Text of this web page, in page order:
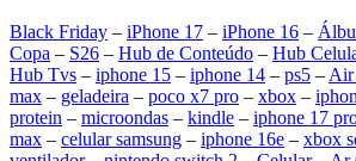
Black Friday – iPhone 17 – iPhone 16 –
Copa – S26 – Hub de Conteúdo – Hub
Hub Tvs – iphone 15 – iphone 14 – ps5 – Air
max – geladeira – poco x7 pro – xbox –
protein – microondas – kindle – iphone 17
max – celular samsung – iphone 16e – xbox